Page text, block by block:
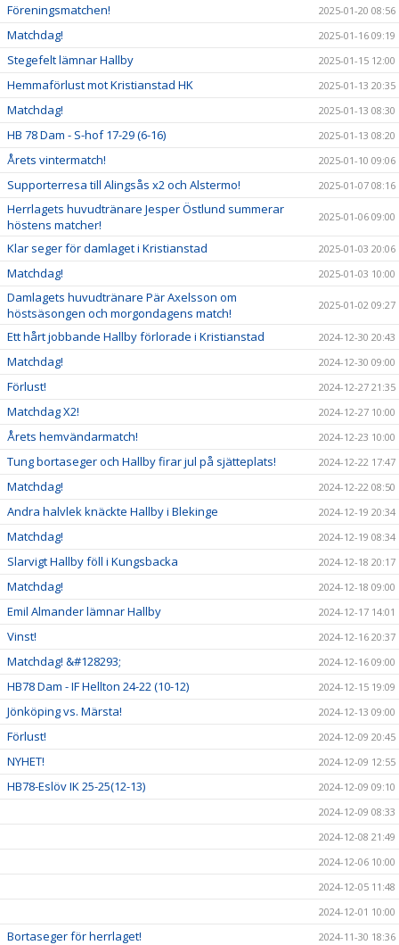
Föreningsmatchen! 2025-01-20 08:56
Matchdag! 2025-01-16 09:19
Stegefelt lämnar Hallby 2025-01-15 12:00
Hemmaförlust mot Kristianstad HK 2025-01-13 20:35
Matchdag! 2025-01-13 08:30
HB 78 Dam - S-hof 17-29 (6-16) 2025-01-13 08:20
Årets vintermatch! 2025-01-10 09:06
Supporterresa till Alingsås x2 och Alstermo! 2025-01-07 08:16
Herrlagets huvudtränare Jesper Östlund summerar
höstens matcher!
2025-01-06 09:00
Klar seger för damlaget i Kristianstad 2025-01-03 20:06
Matchdag! 2025-01-03 10:00
Damlagets huvudtränare Pär Axelsson om
höstsäsongen och morgondagens match!
2025-01-02 09:27
Ett hårt jobbande Hallby förlorade i Kristianstad 2024-12-30 20:43
Matchdag! 2024-12-30 09:00
Förlust! 2024-12-27 21:35
Matchdag X2! 2024-12-27 10:00
Årets hemvändarmatch! 2024-12-23 10:00
Tung bortaseger och Hallby firar jul på sjätteplats! 2024-12-22 17:47
Matchdag! 2024-12-22 08:50
Andra halvlek knäckte Hallby i Blekinge 2024-12-19 20:34
Matchdag! 2024-12-19 08:34
Slarvigt Hallby föll i Kungsbacka 2024-12-18 20:17
Matchdag! 2024-12-18 09:00
Emil Almander lämnar Hallby 2024-12-17 14:01
Vinst! 2024-12-16 20:37
Matchdag! &#128293; 2024-12-16 09:00
HB78 Dam - IF Hellton 24-22 (10-12) 2024-12-15 19:09
Jönköping vs. Märsta! 2024-12-13 09:00
Förlust! 2024-12-09 20:45
NYHET! 2024-12-09 12:55
HB78-Eslöv IK 25-25(12-13)
2024-12-09 09:10
2024-12-09 08:33
2024-12-08 21:49
2024-12-06 10:00
2024-12-05 11:48
2024-12-01 10:00
Bortaseger för herrlaget!
2024-11-30 18:36